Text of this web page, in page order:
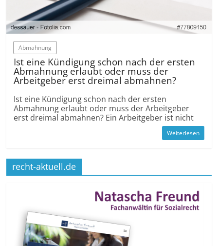
Abmahnung
Ist eine Kündigung schon nach der ersten
Abmahnung erlaubt oder muss der
Arbeitgeber erst dreimal abmahnen?
Ist eine Kündigung schon nach der ersten
Abmahnung erlaubt oder muss der Arbeitgeber
erst dreimal abmahnen? Ein Arbeitgeber ist nicht
Weiterlesen
recht-aktuell.de